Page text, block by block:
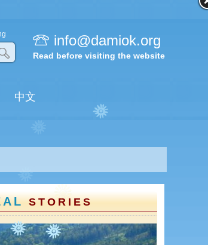
info@damiok.org
Read before visiting the website
中文
STORIES